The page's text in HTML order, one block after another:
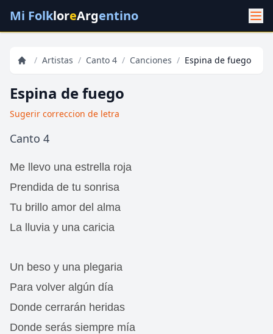
Mi FolkloreArgentino
/ Artistas / Canto 4 / Canciones / Espina de fuego
Espina de fuego
Sugerir correccion de letra
Canto 4
Me llevo una estrella roja
Prendida de tu sonrisa
Tu brillo amor del alma
La lluvia y una caricia
Un beso y una plegaria
Para volver algún día
Donde cerrarán heridas
Donde serás siempre mía